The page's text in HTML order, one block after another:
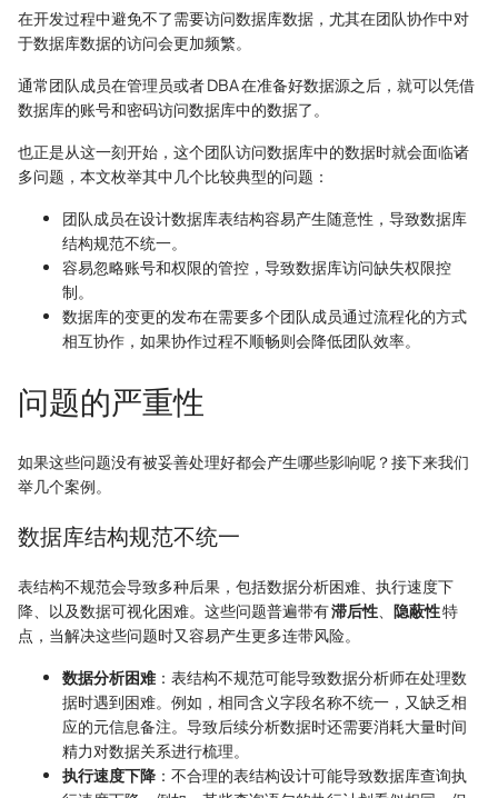
在开发过程中避免不了需要访问数据库数据，尤其在团队协作中对
于数据库数据的访问会更加频繁。
通常团队成员在管理员或者 DBA 在准备好数据源之后，就可以凭借
数据库的账号和密码访问数据库中的数据了。
也正是从这一刻开始，这个团队访问数据库中的数据时就会面临诸
多问题，本文枚举其中几个比较典型的问题：
团队成员在设计数据库表结构容易产生随意性，导致数据库
结构规范不统一。
容易忽略账号和权限的管控，导致数据库访问缺失权限控
制。
数据库的变更的发布在需要多个团队成员通过流程化的方式
相互协作，如果协作过程不顺畅则会降低团队效率。
问题的严重性
如果这些问题没有被妥善处理好都会产生哪些影响呢？接下来我们
举几个案例。
数据库结构规范不统一
‌表结构不规范会导致多种后果，包括数据分析困难、执行速度下
降、以及数据可视化困难。‌这些问题普遍带有滞后性 隐蔽性特
点，当解决这些问题时又容易产生更多连带风险。
数据分析困难‌：表结构不规范可能导致数据分析师在处理数
据时遇到困难。例如，相同含义字段名称不统一，又缺乏相
应的元信息备注。导致后续分析数据时还需要消耗大量时间
精力对数据关系进行梳理。
执行速度下降 ‌：不合理的表结构设计可能导致数据库查询执